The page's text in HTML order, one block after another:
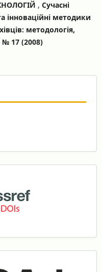
, Сучасні
інноваційні методики
методологія,
№ 17 (2008)